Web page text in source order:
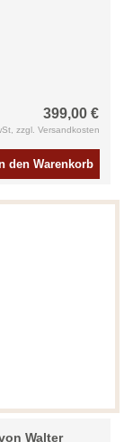
399,00 €
zzgl. Versandkosten
den Warenkorb
Walter